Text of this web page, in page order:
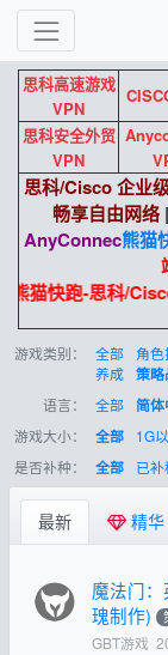
思科高速游戏
VPN
思科安全外贸
VPN
思科/Cisco 企业
畅享自由网络 |
AnyConnec熊猫
熊猫快跑-思科/
游戏类别： 全部 角色
养成 策
语言：
全部 简
游戏大小：
全部 1G
是否补种：
全部 已
最新 精华
魔法门
瑰制作)
GBT游戏